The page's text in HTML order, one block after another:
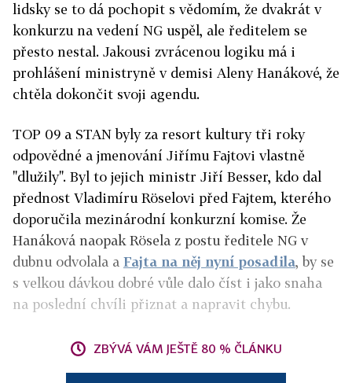
lidsky se to dá pochopit s vědomím, že dvakrát v
konkurzu na vedení NG uspěl, ale ředitelem se
přesto nestal. Jakousi zvrácenou logiku má i
prohlášení ministryně v demisi Aleny Hanákové, že
chtěla dokončit svoji agendu.
TOP 09 a STAN byly za resort kultury tři roky
odpovědné a jmenování Jiřímu Fajtovi vlastně
"dlužily". Byl to jejich ministr Jiří Besser, kdo dal
přednost Vladimíru Röselovi před Fajtem, kterého
doporučila mezinárodní konkurzní komise. Že
Hanáková naopak Rösela z postu ředitele NG v
dubnu odvolala a Fajta na něj nyní posadila, by se
s velkou dávkou dobré vůle dalo číst i jako snaha
na poslední chvíli přiznat a napravit chybu.
ZBÝVÁ VÁM JEŠTĚ 80 % ČLÁNKU